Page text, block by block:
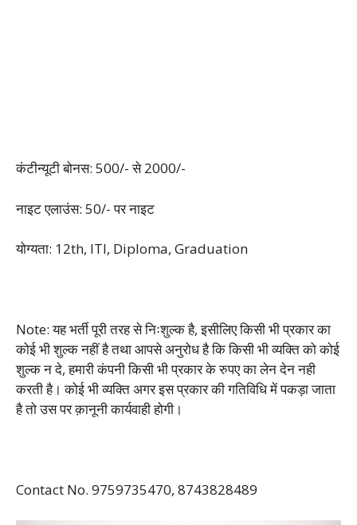
कंटीन्यूटी बोनस: 500/- से 2000/-
नाइट एलाउंस: 50/- पर नाइट
योग्यता: 12th, ITI, Diploma, Graduation
Note: यह भर्ती पूरी तरह से निःशुल्क है, इसीलिए किसी भी प्रकार का
कोई भी शुल्क नहीं है तथा आपसे अनुरोध है कि किसी भी व्यक्ति को कोई
शुल्क न दे, हमारी कंपनी किसी भी प्रकार के रुपए का लेन देन नही
करती है। कोई भी व्यक्ति अगर इस प्रकार की गतिविधि में पकड़ा जाता
है तो उस पर क़ानूनी कार्यवाही होगी।
Contact No. 9759735470, 8743828489